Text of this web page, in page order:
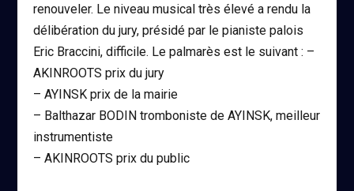
renouveler. Le niveau musical très élevé a rendu la
délibération du jury, présidé par le pianiste palois
Eric Braccini, difficile. Le palmarès est le suivant : –
AKINROOTS prix du jury
– AYINSK prix de la mairie
– Balthazar BODIN tromboniste de AYINSK, meilleur
instrumentiste
– AKINROOTS prix du public